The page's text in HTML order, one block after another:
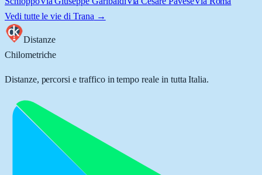
Vedi tutte le vie di Trana →
Distanze
Chilometriche
Distanze, percorsi e traffico in tempo reale in tutta Italia.